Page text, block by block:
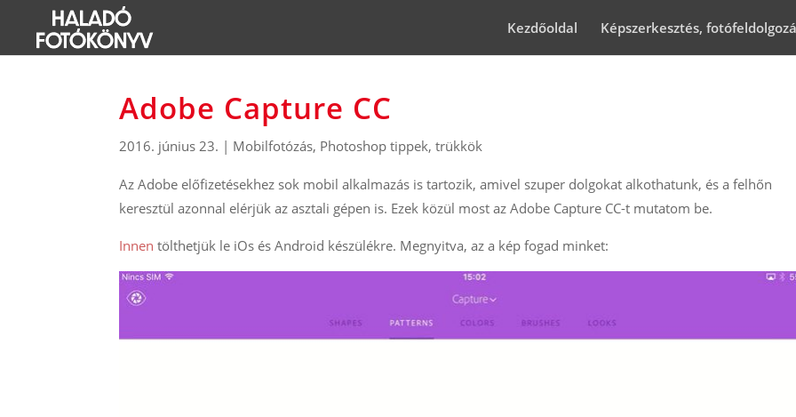
Kezdőoldal Képszerkesztés,
Adobe Capture CC
2016. június 23. | Mobilfotózás, Photoshop tippek, trükkök
Az Adobe előfizetésekhez sok mobil alkalmazás is tartozik, amivel szuper dolgokat alkothatunk, és a felhőn
keresztül azonnal elérjük az asztali gépen is. Ezek közül most az Adobe Capture CC-t mutatom be.
Innentölthetjük le iOs és Android készülékre. Megnyitva, az a kép fogad minket: